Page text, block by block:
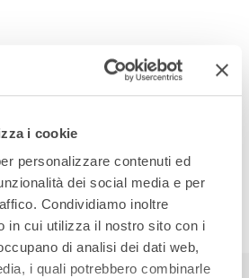
i cookie
personalizzare contenuti ed
dei social media e per
Condividiamo inoltre
in cui utilizza il nostro sito con i
di analisi dei dati web,
i quali potrebbero combinarle
smart working contribuisce anche
working a settimana, un
in media 40 km per